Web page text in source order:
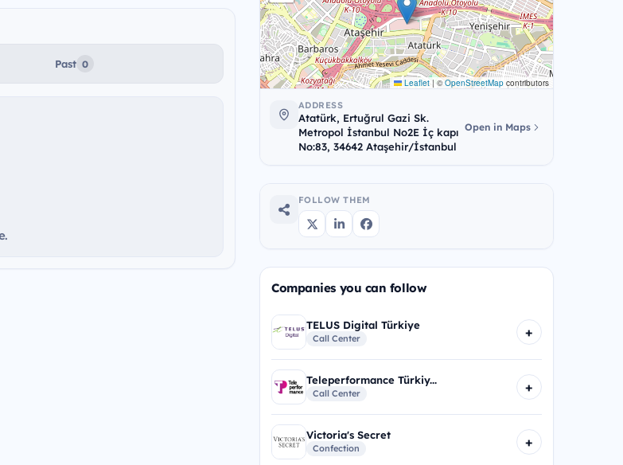
Past 0
Leaflet | ©OpenStreetMap contributors
ADDRESS
Atatürk, Ertuğrul Gazi Sk.
Metropol İstanbul No2E İç kapı
No:83, 34642 Ataşehir/İstanbul
Open in Maps
FOLLOW THEM
Companies you can follow
TELUS Digital Türkiye
Call Center +
Teleperformance Türkiy...
Call Center +
Victoria's Secret
Confection +